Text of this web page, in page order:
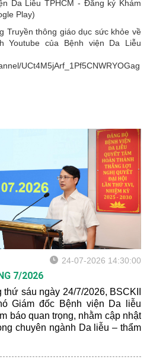
Da Liễu TPHCM - Đăng ký Khám
Play)
Truyền thông giáo dục sức khỏe về
Youtube của Bệnh viện Da Liễu
UCt4M5jArf_1Pf5CNWRYOGag
24-07-2026 14:30:00
7/2026
sáu ngày 24/7/2026, BSCKII
Giám đốc Bệnh viện Da liễu
báo quan trọng, nhằm cập nhật
chuyên ngành Da liễu – thẩm